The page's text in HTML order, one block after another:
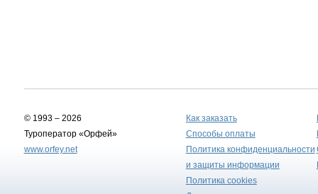
© 1993 – 2026
Туроператор «Орфей»
www.orfey.net
Как заказать
Способы оплаты
Политика конфиденциальности
и защиты информации
Политика cookies